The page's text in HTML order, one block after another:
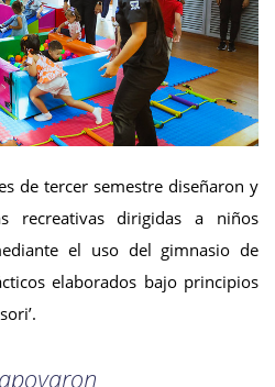
de tercer semestre diseñaron y
recreativas dirigidas a niños
el uso del gimnasio de
elaborados bajo principios